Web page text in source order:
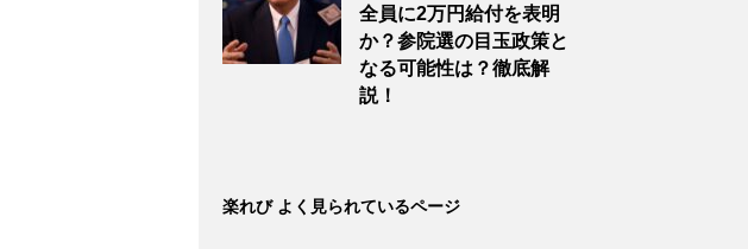
全員に2万円給付を表明
か？参院選の目玉政策と
なる可能性は？徹底解
説！
楽れび よく見られているページ